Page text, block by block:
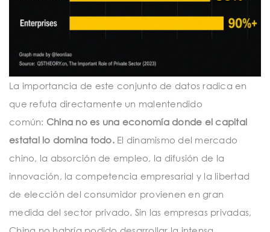
La importancia de este conjunto de datos radica en
que refuta directamente un malentendido
común: China no es una economía donde el capital
estatal lo domina todo. El dinamismo del mercado
chino, la absorción de empleo, la difusión de la
innovación, la competencia empresarial y la libertad
de elección del consumidor provienen en gran
medida del sector privado. Sin las empresas privadas,